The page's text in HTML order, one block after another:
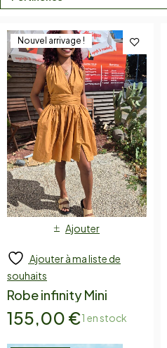
Nouvel arrivage !
Ajouter
Ajouter à ma liste de
souhaits
Robe infinity Mini
155,00 €1 en stock